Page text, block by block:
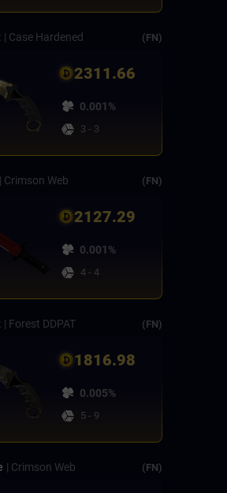
| Case Hardened (FN)
2311.66
0.001%
3 - 3
| Crimson Web (FN)
2127.29
0.001%
4 - 4
| Forest DDPAT (FN)
1816.98
0.005%
5 - 9
| Crimson Web (FN)